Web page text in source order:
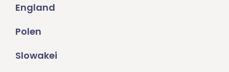
England
Polen
Slowakei